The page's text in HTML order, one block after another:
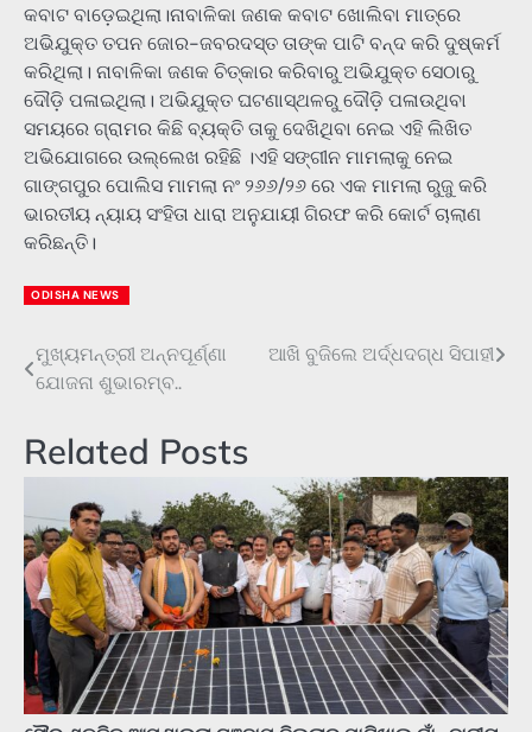
କବାଟ ବାଡ଼େଇଥିଲା।ନାବାଳିକା ଜଣକ କବାଟ ଖୋଲିବା ମାତ୍ରେ
ଅଭିଯୁକ୍ତ ତପନ ଜୋର-ଜବରଦସ୍ତ ତାଙ୍କ ପାଟି ବନ୍ଦ କରି ଦୁଷ୍କର୍ମ
କରିଥିଲା। ନାବାଳିକା ଜଣକ ଚିତ୍କାର କରିବାରୁ ଅଭିଯୁକ୍ତ ସେଠାରୁ
ଦୌଡ଼ି ପଳାଇଥିଲା। ଅଭିଯୁକ୍ତ ଘଟଣାସ୍ଥଳରୁ ଦୌଡ଼ି ପଳାଉଥିବା
ସମୟରେ ଗ୍ରାମର କିଛି ବ୍ୟକ୍ତି ତାକୁ ଦେଖିଥିବା ନେଇ ଏହି ଲିଖିତ
ଅଭିଯୋଗରେ ଉଲ୍ଲେଖ ରହିଛି ।ଏହି ସଙ୍ଗୀନ ମାମଲାକୁ ନେଇ
ଗାଙ୍ଗପୁର ପୋଲିସ ମାମଲା ନଂ ୨୬୬/୨୬ ରେ ଏକ ମାମଲା ରୁଜୁ କରି
ଭାରତୀୟ ନ୍ୟାୟ ସଂହିତା ଧାରା ଅନୁଯାୟୀ ଗିରଫ କରି କୋର୍ଟ ଚାଲାଣ
କରିଛନ୍ତି।
ODISHA NEWS
Post
navigation
ମୁଖ୍ୟମନ୍ତ୍ରୀ ଅନ୍ନପୂର୍ଣ୍ଣା
ଯୋଜନା ଶୁଭାରମ୍ବ..
ଆଖି ବୁଜିଲେ ଅର୍ଦ୍ଧଦଗ୍ଧ ସିପାହୀ
Related Posts